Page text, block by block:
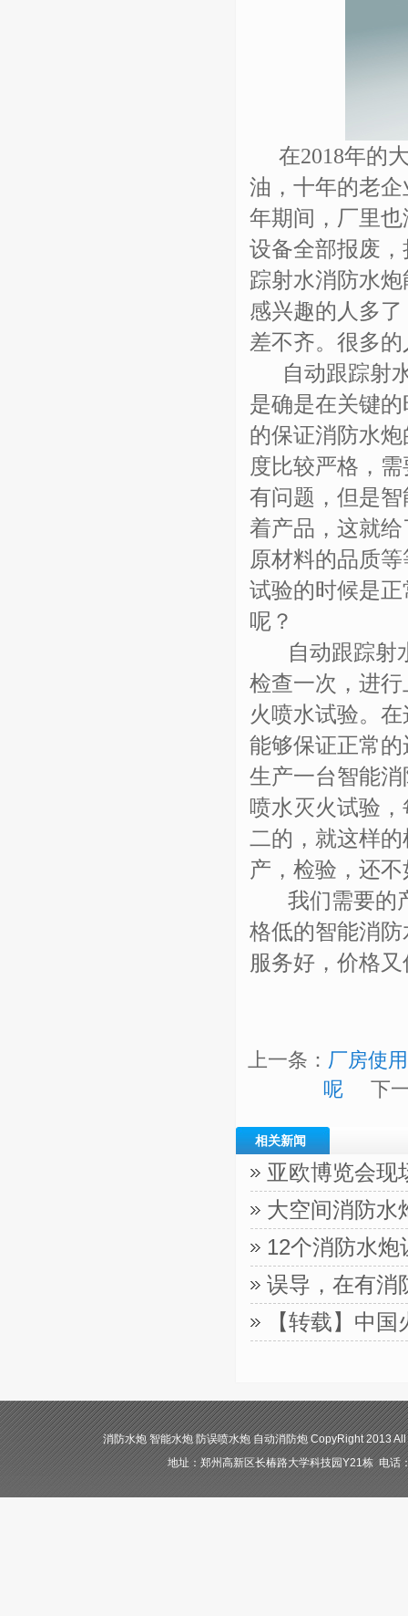
在2018年的
油，十年的老
年期间，厂里
设备全部报废
踪射水消防水
感兴趣的人多
差不齐。很多
自动跟踪射水
是确是在关键
的保证消防水
度比较严格，
有问题，但是
着产品，这就
原材料的品质
试验的时候是
呢？
自动跟踪射水
检查一次，进
火喷水试验。
能够保证正常
生产一台智能
喷水灭火试验
二的，就这样
产，检验，还
我们需要的产
格低的智能消
服务好，价格
上一条： 厂房使
呢
下
相关新闻
亚欧博览会现
大空间消防水
12个消防水
误导，在有消
【转载】中
消防水炮 智能水炮 防误喷水炮 自动消防炮 CopyRight 2013
地址：郑州高新区长椿路大学科技园Y21栋 电